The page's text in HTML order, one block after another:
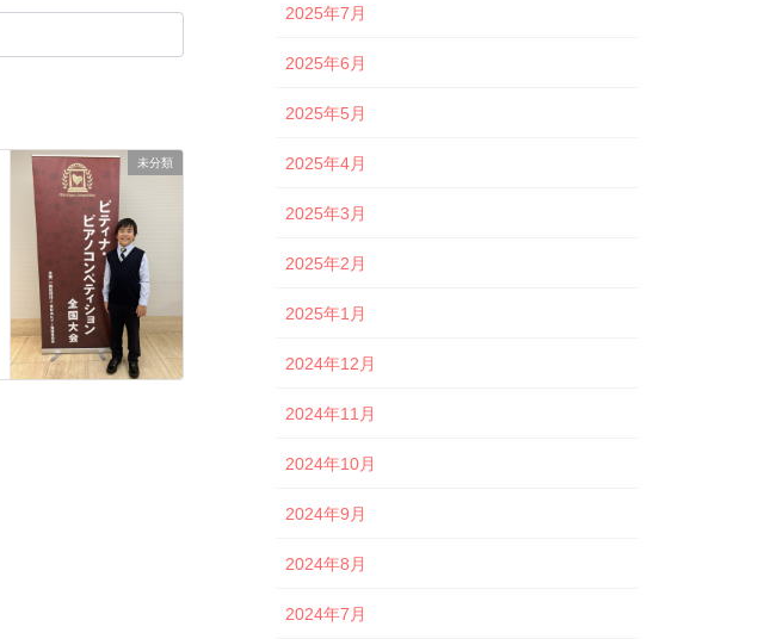
未分類
2025年7月
2025年6月
2025年5月
2025年4月
2025年3月
2025年2月
2025年1月
2024年12月
2024年11月
2024年10月
2024年9月
2024年8月
2024年7月